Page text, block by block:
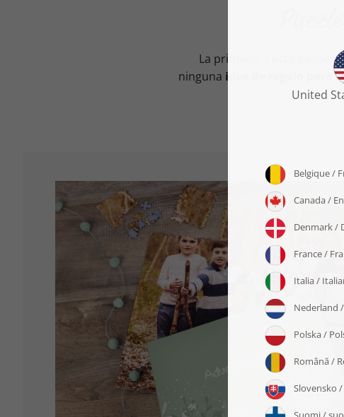
La primavera está
ninguna idea de regalo para